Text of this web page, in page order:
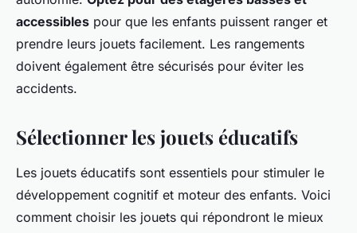
accessibles pour que les enfants puissent ranger et
prendre leurs jouets facilement. Les rangements
doivent également être sécurisés pour éviter les
accidents.
Sélectionner les jouets éducatifs
Les jouets éducatifs sont essentiels pour stimuler le
développement cognitif et moteur des enfants. Voici
comment choisir les jouets qui répondront le mieux